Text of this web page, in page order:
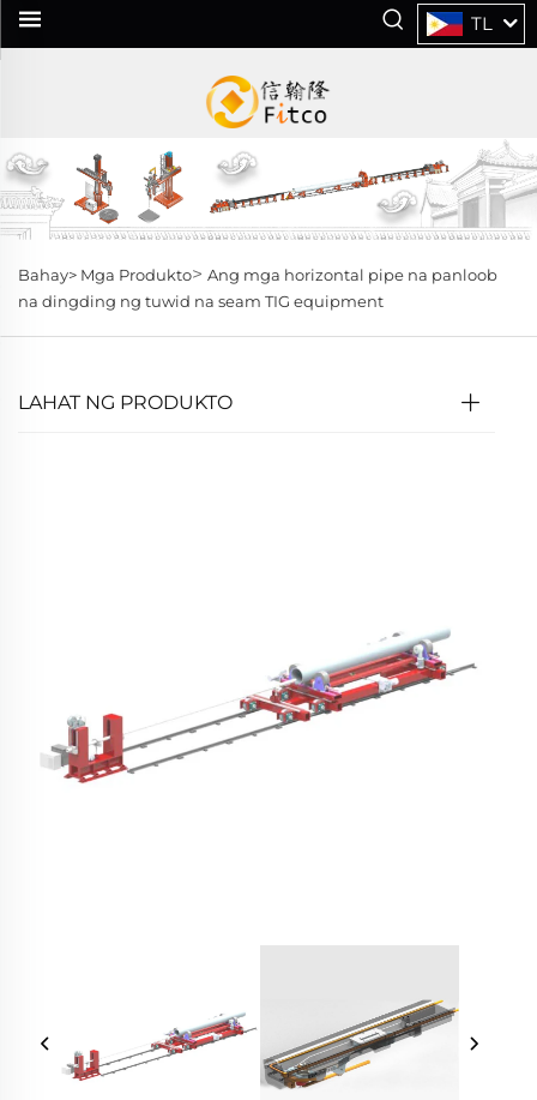
TL
Bahay> Mga Produkto> Ang mga horizontal pipe na panloob
na dingding ng tuwid na seam TIG equipment
LAHAT NG PRODUKTO